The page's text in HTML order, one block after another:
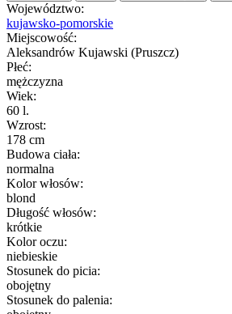
Województwo:
kujawsko-pomorskie
Miejscowość:
Aleksandrów Kujawski (Pruszcz)
Płeć:
mężczyzna
Wiek:
60 l.
Wzrost:
178 cm
Budowa ciała:
normalna
Kolor włosów:
blond
Długość włosów:
krótkie
Kolor oczu:
niebieskie
Stosunek do picia:
obojętny
Stosunek do palenia: